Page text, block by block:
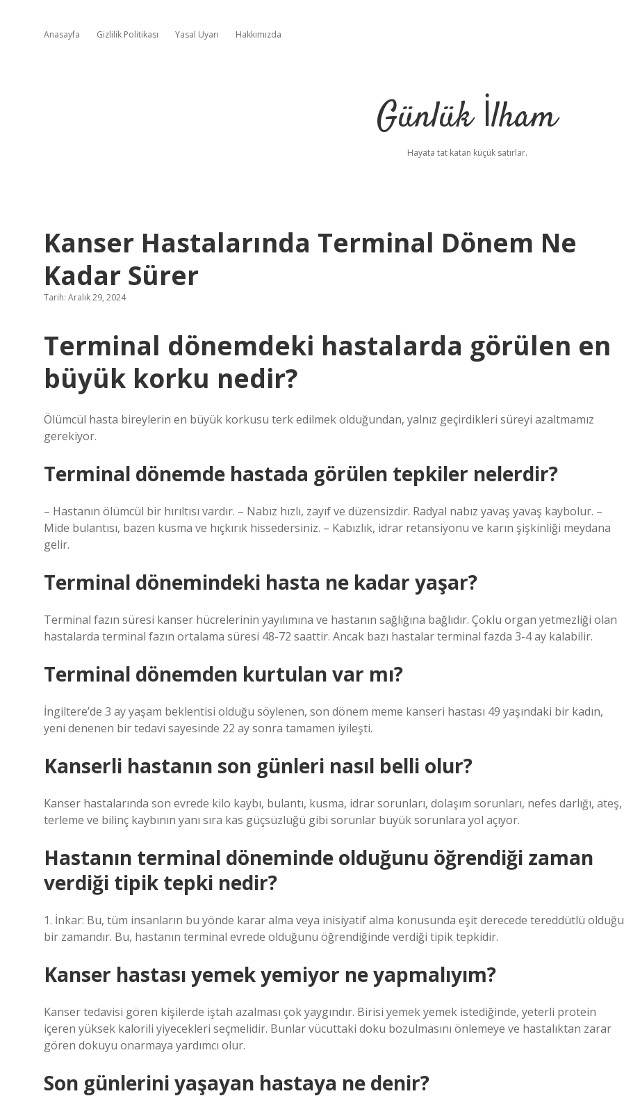
Anasayfa Gizlilik Politikası Yasal Uyarı Hakkımızda
Günlük İlham
Hayata tat katan küçük satırlar.
Kanser Hastalarında Terminal Dönem Ne
Kadar Sürer
Tarih: Aralık 29, 2024
Terminal dönemdeki hastalarda görülen en
büyük korku nedir?
Ölümcül hasta bireylerin en büyük korkusu terk edilmek olduğundan, yalnız geçirdikleri süreyi azaltmamız
gerekiyor.
Terminal dönemde hastada görülen tepkiler nelerdir?
– Hastanın ölümcül bir hırıltısı vardır. – Nabız hızlı, zayıf ve düzensizdir. Radyal nabız yavaş yavaş kaybolur. –
Mide bulantısı, bazen kusma ve hıçkırık hissedersiniz. – Kabızlık, idrar retansiyonu ve karın şişkinliği meydana
gelir.
Terminal dönemindeki hasta ne kadar yaşar?
Terminal fazın süresi kanser hücrelerinin yayılımına ve hastanın sağlığına bağlıdır. Çoklu organ yetmezliği olan
hastalarda terminal fazın ortalama süresi 48-72 saattir. Ancak bazı hastalar terminal fazda 3-4 ay kalabilir.
Terminal dönemden kurtulan var mı?
İngiltere’de 3 ay yaşam beklentisi olduğu söylenen, son dönem meme kanseri hastası 49 yaşındaki bir kadın,
yeni denenen bir tedavi sayesinde 22 ay sonra tamamen iyileşti.
Kanserli hastanın son günleri nasıl belli olur?
Kanser hastalarında son evrede kilo kaybı, bulantı, kusma, idrar sorunları, dolaşım sorunları, nefes darlığı, ateş,
terleme ve bilinç kaybının yanı sıra kas güçsüzlüğü gibi sorunlar büyük sorunlara yol açıyor.
Hastanın terminal döneminde olduğunu öğrendiği zaman
verdiği tipik tepki nedir?
1. İnkar: Bu, tüm insanların bu yönde karar alma veya inisiyatif alma konusunda eşit derecede tereddütlü olduğu
bir zamandır. Bu, hastanın terminal evrede olduğunu öğrendiğinde verdiği tipik tepkidir.
Kanser hastası yemek yemiyor ne yapmalıyım?
Kanser tedavisi gören kişilerde iştah azalması çok yaygındır. Birisi yemek yemek istediğinde, yeterli protein
içeren yüksek kalorili yiyecekleri seçmelidir. Bunlar vücuttaki doku bozulmasını önlemeye ve hastalıktan zarar
gören dokuyu onarmaya yardımcı olur.
Son günlerini yaşayan hastaya ne denir?